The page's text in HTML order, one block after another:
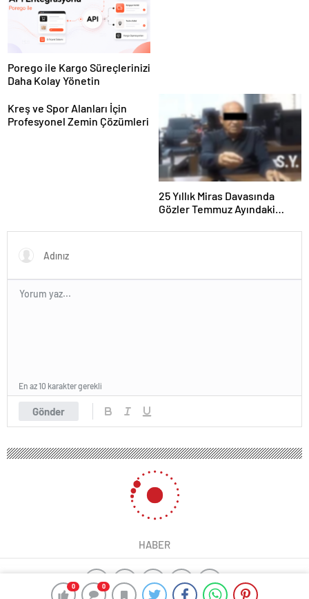
0 0
Porego ile Kargo Süreçlerinizi
Daha Kolay Yönetin
Kreş ve Spor Alanları İçin
Profesyonel Zemin Çözümleri
25 Yıllık Miras Davasında
Gözler Temmuz Ayındaki
Gönder
En az 10 karakter gerekli
HABER